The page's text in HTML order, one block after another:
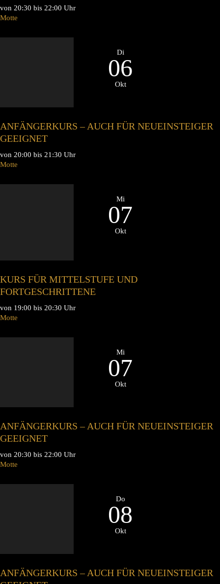
von 20:30 bis 22:00 Uhr
Motte
Di
06
Okt
ANFÄNGERKURS – AUCH FÜR NEUEINSTEIGER
GEEIGNET
von 20:00 bis 21:30 Uhr
Motte
Mi
07
Okt
KURS FÜR MITTELSTUFE UND
FORTGESCHRITTENE
von 19:00 bis 20:30 Uhr
Motte
Mi
07
Okt
ANFÄNGERKURS – AUCH FÜR NEUEINSTEIGER
GEEIGNET
von 20:30 bis 22:00 Uhr
Motte
Do
08
Okt
ANFÄNGERKURS – AUCH FÜR NEUEINSTEIGER